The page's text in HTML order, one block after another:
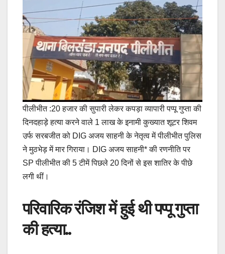
पीलीभीत :20 हजार की सुपारी लेकर कपड़ा व्यापारी पप्पू गुप्ता की
दिनदहाड़े हत्या करने वाले 1 लाख के इनामी कुख्यात शूटर शिवम
उर्फ सरबजीत को DIG अजय साहनी के नेतृत्व में पीलीभीत पुलिस
ने मुठभेड़ में मार गिराया। DIG अजय साहनी* की रणनीति पर
SP पीलीभीत की 5 टीमें पिछले 20 दिनों से इस शातिर के पीछे
लगी थीं।
परिवारिक रंजिश में हुई थी पप्पू गुप्ता
की हत्या..